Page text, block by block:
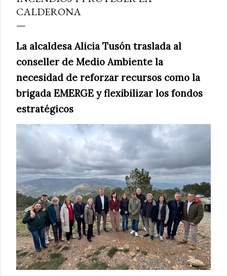
CALDERONA
La alcaldesa Alicia Tusón traslada al
conseller de Medio Ambiente la
necesidad de reforzar recursos como la
brigada EMERGE y flexibilizar los fondos
estratégicos